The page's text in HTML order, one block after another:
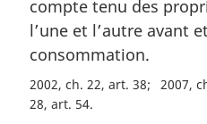
l
e
:
compte tenu des
l’une et l’autre avant
consommation.
2002, ch. 22, art. 38 2007,
28, art. 54